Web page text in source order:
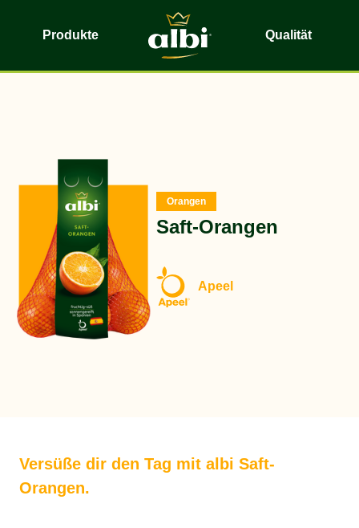
Produkte Qualität
Orangen
Saft-Orangen
Apeel
Versüße dir den Tag mit albi Saft-
Orangen.